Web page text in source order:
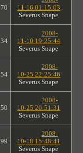
11-16 01:15:03
Severus Snape
2008-
11-10 19:25:44
Severus Snape
2008-
10-25 22:25:46
Severus Snape
2008-
10-25 20:51:31
Severus Snape
2008-
10-18 15:48:41
Severus Snape